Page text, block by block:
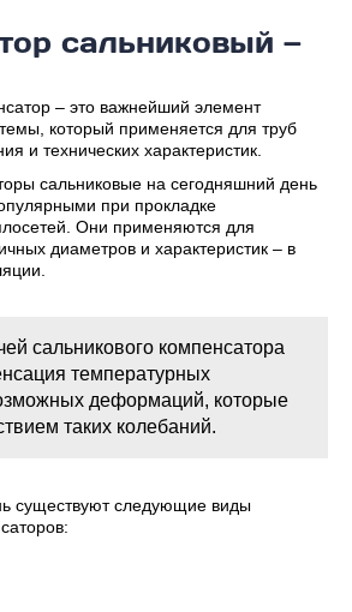
сальниковый —
– это важнейший элемент
который применяется для труб
и технических характеристик.
сальниковые на сегодняшний день
при прокладке
Они применяются для
диаметров и характеристик – в
сальникового компенсатора
температурных
деформаций, которые
таких колебаний.
существуют следующие виды